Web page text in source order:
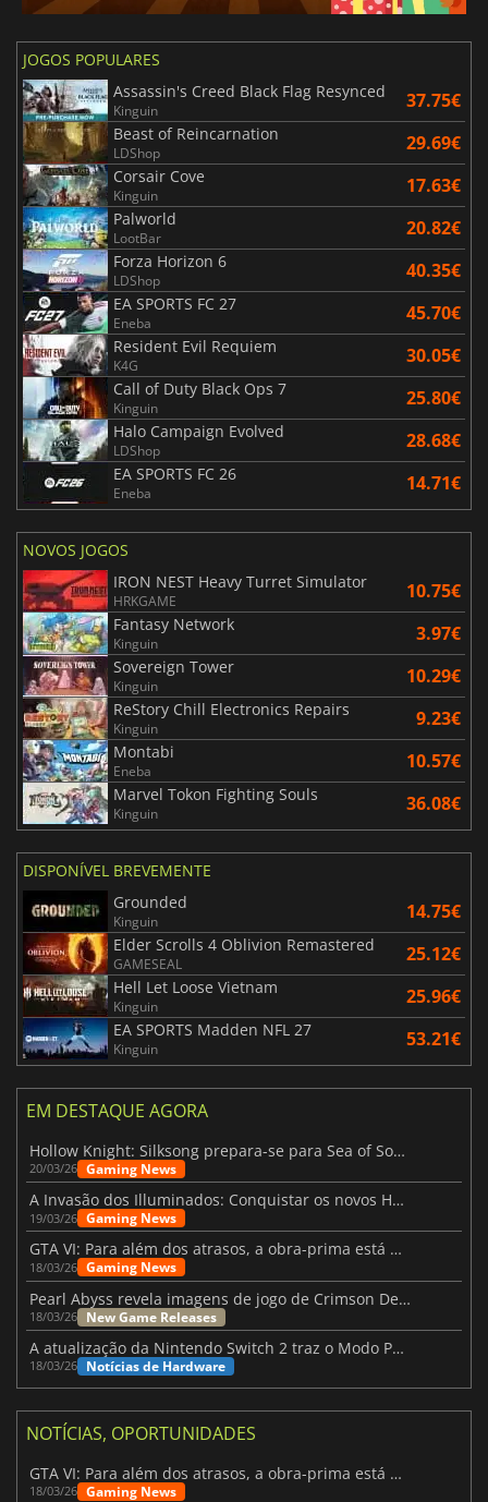
JOGOS POPULARES
Assassin's Creed Black Flag Resynced
Kinguin 37.75€
Beast of Reincarnation
LDShop 29.69€
Corsair Cove
Kinguin 17.63€
Palworld
LootBar 20.82€
Forza Horizon 6
LDShop 40.35€
EA SPORTS FC 27
Eneba 45.70€
Resident Evil Requiem
K4G 30.05€
Call of Duty Black Ops 7
Kinguin 25.80€
Halo Campaign Evolved
LDShop 28.68€
EA SPORTS FC 26
Eneba 14.71€
NOVOS JOGOS
IRON NEST Heavy Turret Simulator
HRKGAME 10.75€
Fantasy Network
Kinguin 3.97€
Sovereign Tower
Kinguin 10.29€
ReStory Chill Electronics Repairs
Kinguin 9.23€
Montabi
Eneba 10.57€
Marvel Tokon Fighting Souls
Kinguin 36.08€
DISPONÍVEL BREVEMENTE
Grounded
Kinguin 14.75€
Elder Scrolls 4 Oblivion Remastered
GAMESEAL 25.12€
Hell Let Loose Vietnam
Kinguin 25.96€
EA SPORTS Madden NFL 27
Kinguin 53.21€
EM DESTAQUE AGORA
Hollow Knight: Silksong prepara-se para Sea of Sorrow com um patch
20/03/26 Gaming News
A Invasão dos Illuminados: Conquistar os novos Helldivers 2 Atualização!
19/03/26 Gaming News
GTA VI: Para além dos atrasos, a obra-prima está quase a chegar
18/03/26 Gaming News
Pearl Abyss revela imagens de jogo de Crimson Desert para a PS5
18/03/26 New Game Releases
A atualização da Nintendo Switch 2 traz o Modo Portátil aos jogos mais antigos da Switch
18/03/26 Notícias de Hardware
NOTÍCIAS, OPORTUNIDADES
GTA VI: Para além dos atrasos, a obra-prima está quase a chegar
18/03/26 Gaming News